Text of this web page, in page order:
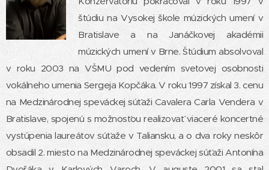
štúdiu na Vysokej škole múzických umení v
Bratislave a na Janáčkovej akadémii
múzických umení v Brne. Štúdium absolvoval
v roku 2003 na VŠMU pod vedením svetovej osobnosti
vokálneho umenia Sergeja Kopčáka. V roku 1997 získal 3. cenu
na Medzinárodnej speváckej súťaži Cavalera Carla Vendera v
Bratislave, spojenú s možnosťou realizovať viaceré koncertné
vystúpenia laureátov súťaže v Taliansku, a o dva roky neskôr
obsadil 2. miesto na Medzinárodnej speváckej súťaži Antonína